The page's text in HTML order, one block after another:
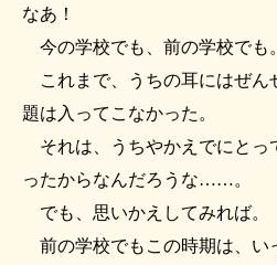
なあ！
今の学校でも、前の学校でも。
これまで、うちの耳にはぜん
題は入ってこなかった。
それは、うちやかえでにとっ
ったからなんだろうな……。
でも、思いかえしてみれば。
前の学校でもこの時期は、い